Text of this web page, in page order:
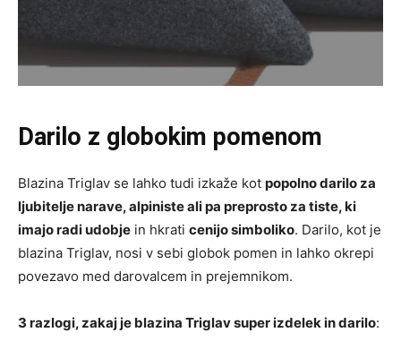
Darilo z globokim pomenom
Blazina Triglav se lahko tudi izkaže kot popolno darilo za
ljubitelje narave, alpiniste ali pa preprosto za tiste, ki
imajo radi udobje in hkrati cenijo simboliko. Darilo, kot je
blazina Triglav, nosi v sebi globok pomen in lahko okrepi
povezavo med darovalcem in prejemnikom.
3 razlogi, zakaj je blazina Triglav super izdelek in darilo: